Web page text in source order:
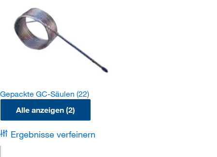
Gepackte GC-Säulen (22)
Alle anzeigen (2)
Ergebnisse verfeinern